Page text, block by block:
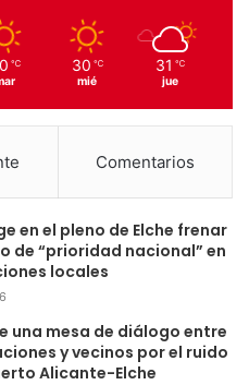
℃ 30 ℃
mié
31 ℃
jue
Comentarios
en el pleno de Elche frenar
de “prioridad nacional” en
locales
una mesa de diálogo entre
y vecinos por el ruido
Alicante-Elche